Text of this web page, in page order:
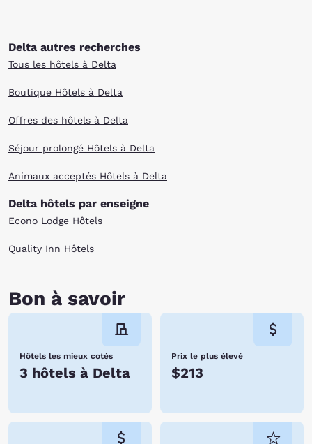
Delta autres recherches
Tous les hôtels à Delta
Boutique Hôtels à Delta
Offres des hôtels à Delta
Séjour prolongé Hôtels à Delta
Animaux acceptés Hôtels à Delta
Delta hôtels par enseigne
Econo Lodge Hôtels
Quality Inn Hôtels
Bon à savoir
Hôtels les mieux cotés
3 hôtels à Delta
Prix le plus élevé
$213